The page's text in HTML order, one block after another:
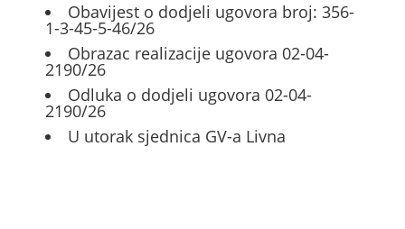
Obavijest o dodjeli ugovora broj: 356-
1-3-45-5-46/26
Obrazac realizacije ugovora 02-04-
2190/26
Odluka o dodjeli ugovora 02-04-
2190/26
U utorak sjednica GV-a Livna